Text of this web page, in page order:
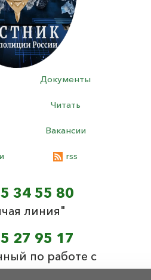
Документы
Читать
Вакансии
rss
34 55 80
линия"
27 95 17
по работе с
граждан